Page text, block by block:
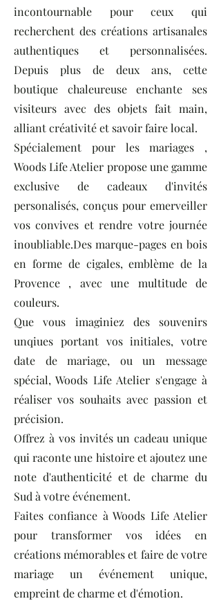
incontournable pour ceux qui
recherchent des créations artisanales
authentiques et personnalisées.
Depuis plus de deux ans, cette
boutique chaleureuse enchante ses
visiteurs avec des objets fait main,
alliant créativité et savoir faire local.
Spécialement pour les mariages ,
Woods Life Atelier propose une gamme
exclusive de cadeaux d'invités
personalisés, conçus pour emerveiller
vos convives et rendre votre journée
inoubliable.Des marque-pages en bois
en forme de cigales, emblème de la
Provence , avec une multitude de
couleurs.
Que vous imaginiez des souvenirs
unqiues portant vos initiales, votre
date de mariage, ou un message
spécial, Woods Life Atelier s'engage à
réaliser vos souhaits avec passion et
précision.
Offrez à vos invités un cadeau unique
qui raconte une histoire et ajoutez une
note d'authenticité et de charme du
Sud à votre événement.
Faites confiance à Woods Life Atelier
pour transformer vos idées en
créations mémorables et faire de votre
mariage un événement unique,
empreint de charme et d'émotion.